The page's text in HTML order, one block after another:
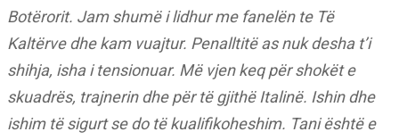
Botërorit. Jam shumë i lidhur me fanelën te Të
Kaltërve dhe kam vuajtur. Penalltitë as nuk desha t’i
shihja, isha i tensionuar. Më vjen keq për shokët e
skuadrës, trajnerin dhe për të gjithë Italinë. Ishin dhe
ishim të sigurt se do të kualifikoheshim. Tani është e